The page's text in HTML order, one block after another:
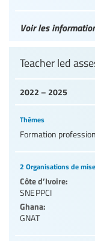
Voir les
2022 – 2025
Teacher led
Thèmes
Formation
2 Organisations de
Côte d’Ivoire:
SNEPPCI
Ghana:
GNAT